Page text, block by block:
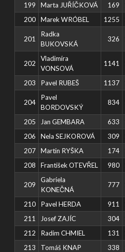
199
Marta JUŘÍČKOVÁ 169
200
Marek WRÓBEL 1255
201
Radka
BUKOVSKÁ
326
202
Vladimíra
VONSOVÁ
1141
203 Pavel RUBEŠ 1137
204
Pavel
BORDOVSKÝ
834
205 Jan GEMBARA 633
206
Nela SEJKOROVÁ 309
207
Martin RYŠKA 174
208
František OTEVŘEL 980
209
Gabriela
KONEČNÁ
777
210 Pavel HERDA 911
211
Josef ZAJÍC 304
212
Radim CHMIEL 131
213
Tomáš KNAP 338